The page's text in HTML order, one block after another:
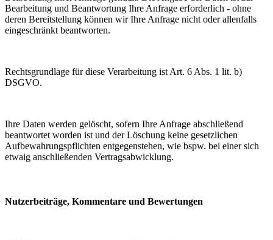
Bearbeitung und Beantwortung Ihre Anfrage erforderlich - ohne
deren Bereitstellung können wir Ihre Anfrage nicht oder allenfalls
eingeschränkt beantworten.
Rechtsgrundlage für diese Verarbeitung ist Art. 6 Abs. 1 lit. b)
DSGVO.
Ihre Daten werden gelöscht, sofern Ihre Anfrage abschließend
beantwortet worden ist und der Löschung keine gesetzlichen
Aufbewahrungspflichten entgegenstehen, wie bspw. bei einer sich
etwaig anschließenden Vertragsabwicklung.
Nutzerbeiträge, Kommentare und Bewertungen